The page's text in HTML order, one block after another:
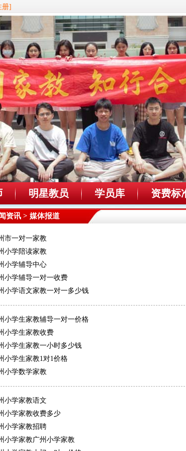
册]
明星教员 学员库 资费标
资讯 > 媒体报道
市一对一家教
小学陪读家教
小学辅导中心
小学辅导一对一收费
小学语文家教一对一多少钱
小学生家教辅导一对一价格
小学生家教收费
小学生家教一小时多少钱
小学生家教1对1价格
小学数学家教
小学家教语文
小学家教收费多少
小学家教招聘
小学家教广州小学家教